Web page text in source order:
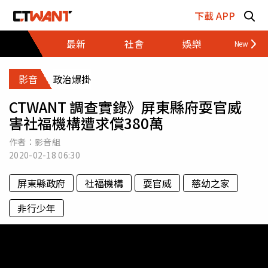
下載 APP
最新
社會 娛樂 財經
影音 政治爆掛
CTWANT 調查實錄》屏東縣府耍官威
害社福機構遭求償380萬
作者：影音組
2020-02-1806:30
屏東縣政府 社福機構 耍官威
慈幼之家
非行少年